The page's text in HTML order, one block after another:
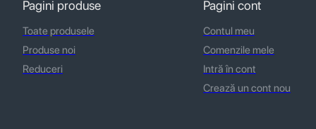
Pagini produse
Toate produsele
Produse noi
Reduceri
Pagini cont
Contul meu
Comenzile mele
Intră în cont
Crează un cont nou